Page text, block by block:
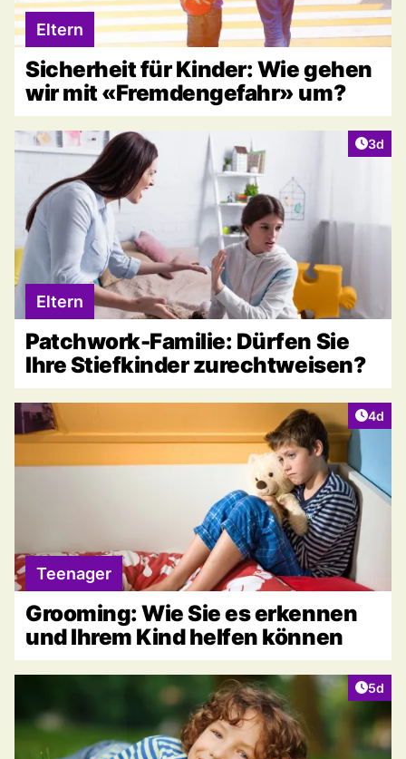
Eltern
Sicherheit für Kinder: Wie gehen
wir mit «Fremdengefahr» um?
3d
Eltern
Patchwork-Familie: Dürfen Sie
Ihre Stiefkinder zurechtweisen?
4d
Teenager
Grooming: Wie Sie es erkennen
und Ihrem Kind helfen können
5d